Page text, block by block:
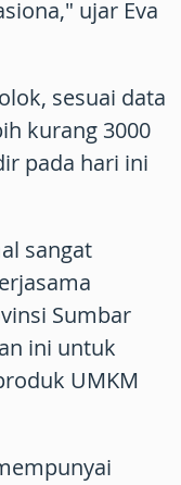
ujar Eva
sesuai data
kurang 3000
pada hari ini
sangat
Sumbar
ini untuk
UMKM